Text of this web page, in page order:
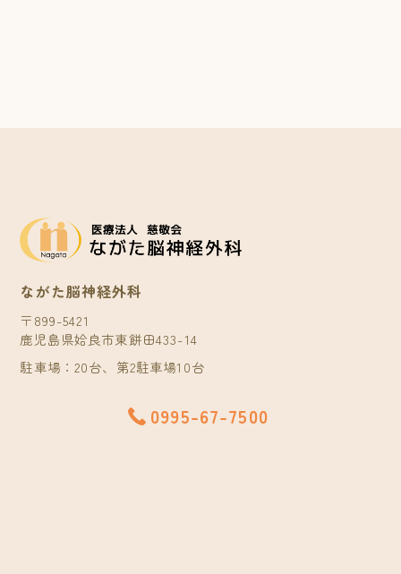
ながた脳神経外科
〒899-5421
鹿児島県姶良市東餅田433-14
駐車場：20台、第2駐車場10台
0995-67-7500